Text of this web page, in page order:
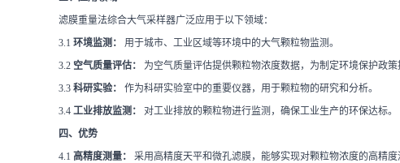
滤膜重量法综合大气采样器广泛应用于以下领域：
3.1 环境监测：
用于城市、工业区域等环境中的大气颗粒物监测。
3.2 空气质量评估：
为空气质量评估提供颗粒物浓度数据，为制定环境保护政策
3.3 科研实验：
作为科研实验室中的重要仪器，用于颗粒物的研究和分析。
3.4 工业排放监测：
对工业排放的颗粒物进行监测，确保工业生产的环保达标。
四、优势
4.1 高精度测量：
采用高精度天平和微孔滤膜，能够实现对颗粒物浓度的高精度